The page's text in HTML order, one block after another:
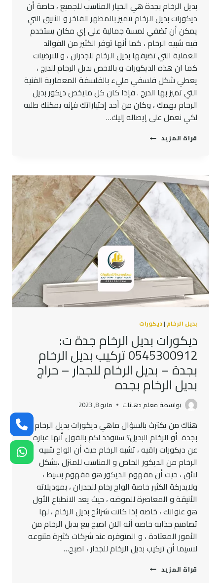
بديل الرخام بجدة هي الخيار المناسب للجميع ، خاصة أن
ديكورات بديل الرخام تتميز بالمظهر الفاخر و الأنيق التي
يمكن أن تضفي لمسة جمالية علي إي مكان يستخدم
فيه شبيه الرخام ، كما أنها توفر الكثير من الفوائد
العملية التي تضيفها بديل الرخام للجدران ، و للارضيات
كما ان هذه الديكورات و بالاخص بديل الرخام للدرج ،
يعطي شكل فلسفي مليء بالفلسفة المعمارية الفنية
التي تميز بها الدرج . فإذا كان كل مايخص ديكور بديل
الرخام يهمك ، وكان من أحد إختياراتك فإنه يمكنك طلبه
لكي نعمل على إيصاله إليك…
قراة المزيد الواح
ت:
0545300912
أفضل
انواع
بديل
الرخام
بجدة
–
تركيب
شبيه
الرخام
–
شغل
بديل
بجده
بديل الرخام |ديكورات
ديكورات بديل الرخام جدة ت:
0545300912 تركيب بديل الرخام
بجدة – بديل الرخام للجدار – حراج
بديل الرخام بجده
بواسطة معلم دهانات مايو 8, 2023
هناك من يكترث بالسؤال ماهي ديكورات بديل الرخام
بجدة أو الرخام البديل؟ سنتودد لكم بالقول أنها عباره
عن ديكورات راقيه ، تشبه الرخام حيث أن الواح شبيه
الرخام من الديكور الخاص و المناسب للمنزل ،بشكل
لائق ، حيث أن مفهوم الديكور هو مفهوم بسيط ،
ولايدركة الكثير خاصة الواح رخام للجدران ، بموديلاته
الأنيقة و المعاصرة للموضه ، حيث يعد الانطباع الأول
هو عنوانك ، خاصه إذا كانت شرائح بديل الرخام ، لها
تصاميم جذابه خاصه أنه الان اصبح بيع بديل الرخام من
الأمور المعتادة ، و المتوفره عند شركات كثيرة متنوعه
لاسيما أن تركيب بديل الرخام للجدار ، اصبح…
قراة المزيد ديكورات